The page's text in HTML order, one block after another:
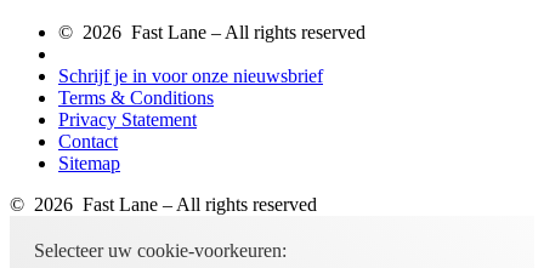
© 2026 Fast Lane – All rights reserved
Schrijf je in voor onze nieuwsbrief
Terms & Conditions
Privacy Statement
Contact
Sitemap
© 2026 Fast Lane – All rights reserved
Selecteer uw cookie-voorkeuren: